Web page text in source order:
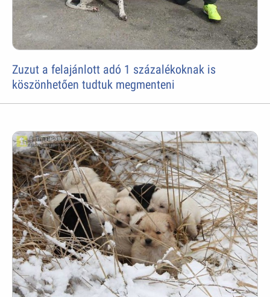
Zuzut a felajánlott adó 1 százalékoknak is
köszönhetően tudtuk megmenteni